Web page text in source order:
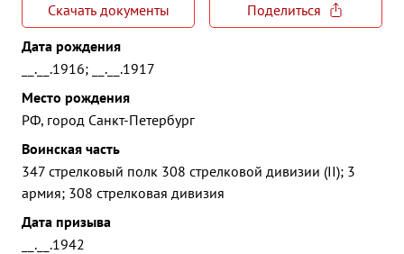
Скачать документы
Поделиться
Дата рождения
__.__.1916; __.__.1917
Место рождения
РФ, город Санкт-Петербург
Воинская часть
347 стрелковый полк 308 стрелковой дивизии (II); 3
армия; 308 стрелковая дивизия
Дата призыва
__.__.1942